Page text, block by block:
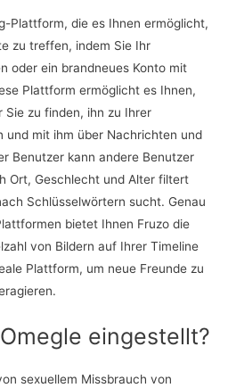
Plattform, die es Ihnen ermöglicht,
zu treffen, indem Sie Ihr
oder ein brandneues Konto mit
Plattform ermöglicht es Ihnen,
zu finden, ihn zu Ihrer
und mit ihm über Nachrichten und
Benutzer kann andere Benutzer
Ort, Geschlecht und Alter filtert
Schlüsselwörtern sucht. Genau
bietet Ihnen Fruzo die
von Bildern auf Ihrer Timeline
Plattform, um neue Freunde zu
eingestellt?
sexuellem Missbrauch von